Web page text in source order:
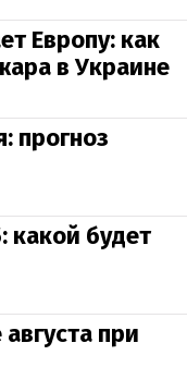
Европу: как
в Украине
прогноз
какой будет
при